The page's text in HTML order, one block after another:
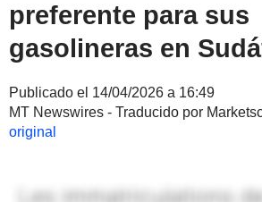
preferente para sus
gasolineras en
Publicado el 14/04/2026 a 16:49
MT Newswires - Traducido por
original